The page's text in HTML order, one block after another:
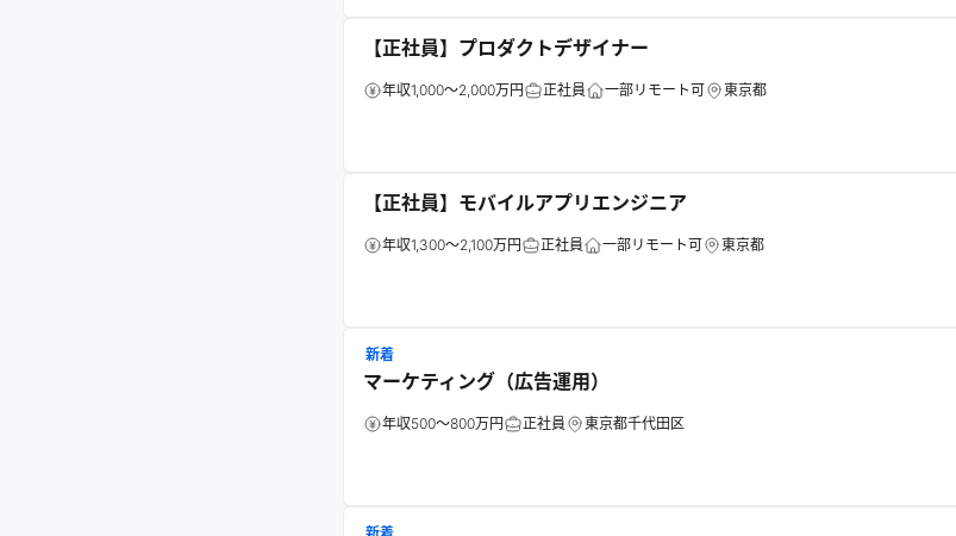
【正社員】プロダクトデザイナー
年収1,000～2,000万円 正社員 一部リモート可 東京都
【正社員】モバイルアプリエンジニア
年収1,300～2,100万円 正社員 一部リモート可 東京都
新着
マーケティング（広告運用）
年収500～800万円 正社員 東京都千代田区